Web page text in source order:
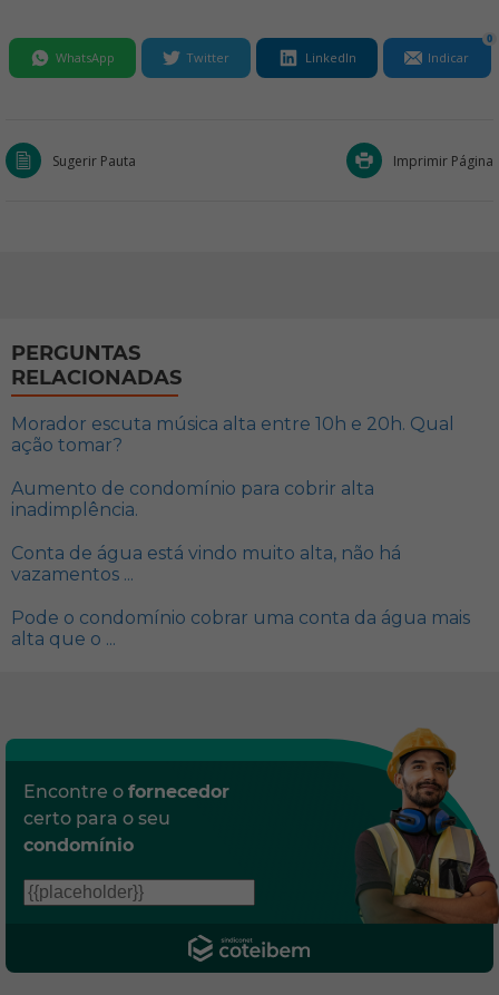
WhatsApp Twitter LinkedIn Indicar
0
Sugerir Pauta Imprimir Página
PERGUNTAS
RELACIONADAS
Morador escuta música alta entre 10h e 20h. Qual
ação tomar?
Aumento de condomínio para cobrir alta
inadimplência.
Conta de água está vindo muito alta, não há
vazamentos ...
Pode o condomínio cobrar uma conta da água mais
alta que o ...
Encontre o fornecedor
certo para o seu
condomínio